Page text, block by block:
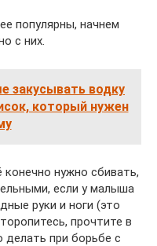
популярны, начнем
с них.
закусывать водку
который нужен
нужно сбивать,
если у малыша
руки и ноги (это
прочтите в
при борьбе с